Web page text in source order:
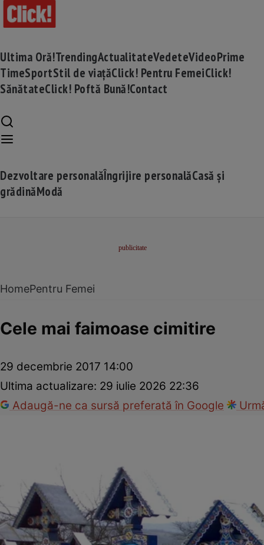
Ultima Oră!TrendingActualitateVedeteVideoPrime
TimeSportStil de viațăClick! Pentru FemeiClick!
SănătateClick! Poftă Bună!Contact
Dezvoltare personalăÎngrijire personalăCasă și
grădinăModă
HomePentru Femei
Cele mai faimoase cimitire
29 decembrie 2017 14:00
Ultima actualizare: 29 iulie 2026 22:36
Adaugă-ne ca sursă preferată în Google